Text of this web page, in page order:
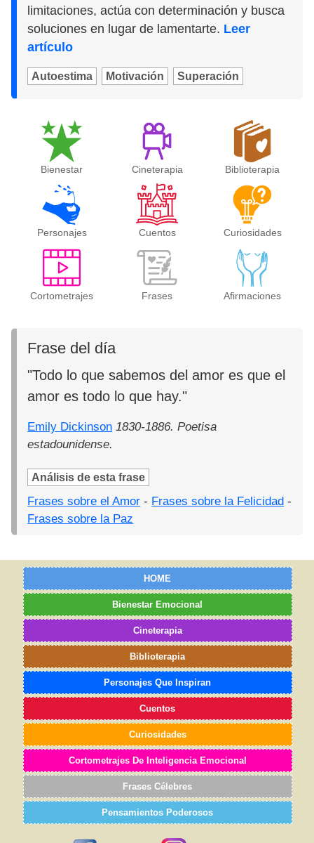
limitaciones, actúa con determinación y busca
soluciones en lugar de lamentarte. Leer
artículo
Autoestima Motivación Superación
Bienestar Cineterapia Biblioterapia
Personajes Cuentos Curiosidades
Cortometrajes Frases Afirmaciones
Frase del día
"Todo lo que sabemos del amor es que el
amor es todo lo que hay."
Emily Dickinson 1830-1886. Poetisa
estadounidense.
Análisis de esta frase
Frases sobre el Amor - Frases sobre la Felicidad -
Frases sobre la Paz
HOME
Bienestar Emocional
Cineterapia
Biblioterapia
Personajes Que Inspiran
Cuentos
Curiosidades
Cortometrajes De Inteligencia Emocional
Frases Célebres
Pensamientos Poderosos